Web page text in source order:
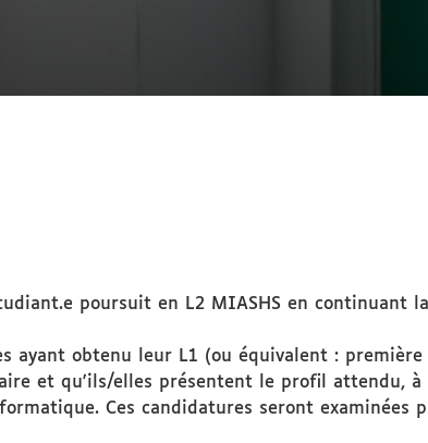
poursuit en L2 MIASHS en continuant
obtenu leur L1 (ou équivalent : première
et qu'ils/elles présentent le profil attendu, à
Ces candidatures seront examinées